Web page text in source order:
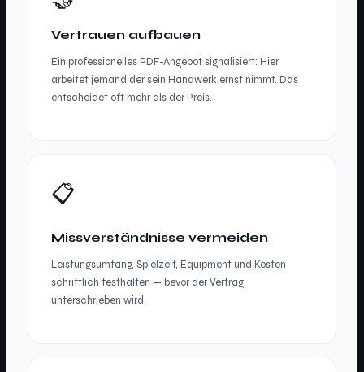
Vertrauen aufbauen
Ein professionelles PDF-Angebot signalisiert: Hier
arbeitet jemand der sein Handwerk ernst nimmt. Das
entscheidet oft mehr als der Preis.
📋
Missverständnisse vermeiden
Leistungsumfang, Spielzeit, Equipment und Kosten
schriftlich festhalten — bevor der Vertrag
unterschrieben wird.